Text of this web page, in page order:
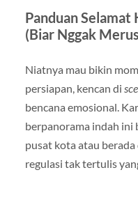
Panduan Selamat
(Biar Nggak
Niatnya mau bikin
persiapan, kencan di
bencana emosional.
berpanorama indah ini
pusat kota atau
regulasi tak tertulis